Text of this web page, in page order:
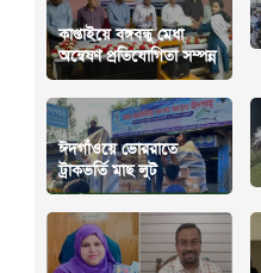
কাপ্তাইয়ে বঙ্গবন্ধু মেধা
অন্বেষণ প্রতিযোগিতা সম্পন্ন
ঈদগাঁওয়ে ভোররাতে
ট্রাকভর্তি মাছ লুট